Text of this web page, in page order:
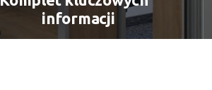
informacji